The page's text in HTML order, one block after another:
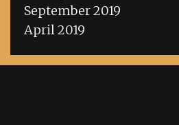
September 2019
April 2019